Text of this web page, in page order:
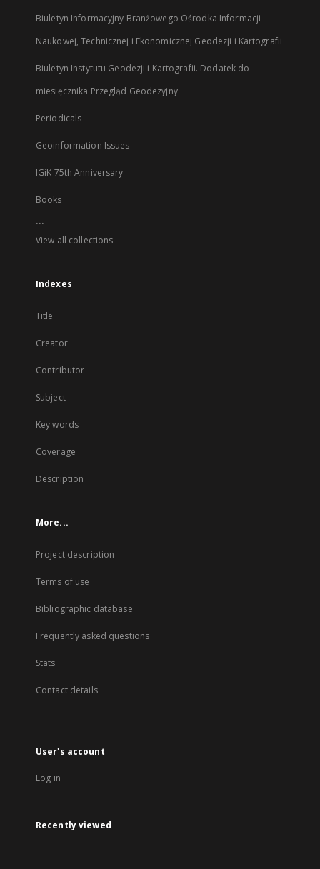
Biuletyn Informacyjny Branżowego Ośrodka Informacji
Naukowej, Technicznej i Ekonomicznej Geodezji i Kartografii
Biuletyn Instytutu Geodezji i Kartografii. Dodatek do
miesięcznika Przegląd Geodezyjny
Periodicals
Geoinformation Issues
IGiK 75th Anniversary
Books
...
View all collections
Indexes
Title
Creator
Contributor
Subject
Key words
Coverage
Description
More...
Project description
Terms of use
Bibliographic database
Frequently asked questions
Stats
Contact details
User's account
Log in
Recently viewed